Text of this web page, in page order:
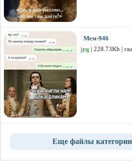
Мем-946
jpg | 228.73Kb |
Еще файлы